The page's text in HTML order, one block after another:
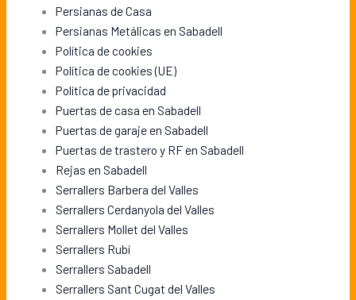
Persianas de Casa
Persianas Metálicas en Sabadell
Política de cookies
Política de cookies (UE)
Política de privacidad
Puertas de casa en Sabadell
Puertas de garaje en Sabadell
Puertas de trastero y RF en Sabadell
Rejas en Sabadell
Serrallers Barbera del Valles
Serrallers Cerdanyola del Valles
Serrallers Mollet del Valles
Serrallers Rubí
Serrallers Sabadell
Serrallers Sant Cugat del Valles